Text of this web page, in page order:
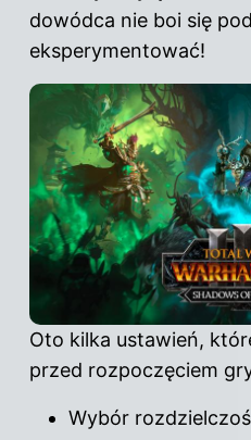
dowódca nie boi się
eksperymentować!
Oto kilka ustawień,
przed rozpoczęciem
Wybór